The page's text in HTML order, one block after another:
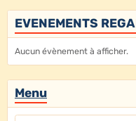
EVENEMENTS
Aucun évènement à afficher.
Menu